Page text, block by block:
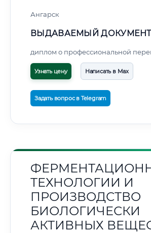
Ангарск
ВЫДАВАЕМЫЙ
диплом о профессиональной
Узнать цену Написать в Max
Задать вопрос в Telegram
ТЕХНОЛОГИИ И
ПРОИЗВОДСТВО
БИОЛОГИЧЕСКИ
АКТИВНЫХ